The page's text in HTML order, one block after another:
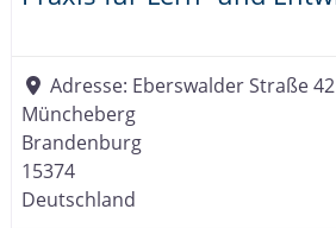
Adresse: Eberswalder Straße 42
Müncheberg
Brandenburg
15374
Deutschland